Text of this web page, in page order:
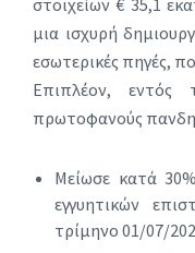
στοιχείων € 35,1
μια ισχυρή
εσωτερικές πηγές,
Επιπλέον,
πρωτοφανούς
Μείωσε κατά
εγγυητικών
τρίμηνο 01/07/